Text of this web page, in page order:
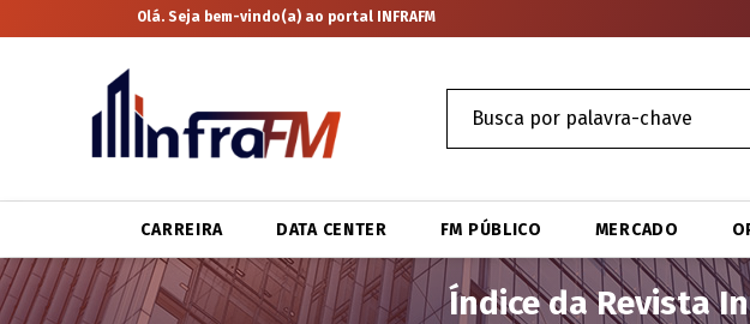
Olá. Seja bem-vindo(a) ao portal INFRAFM
CARREIRA DATA CENTER FM PÚBLICO MERCADO
Índice da Revista